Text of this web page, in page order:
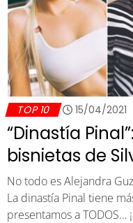
TOP 10 15/04/2021
“Dinastía
bisnietas de
No todo es Alejandra
La dinastía Pinal tiene
presentamos a TODOS…